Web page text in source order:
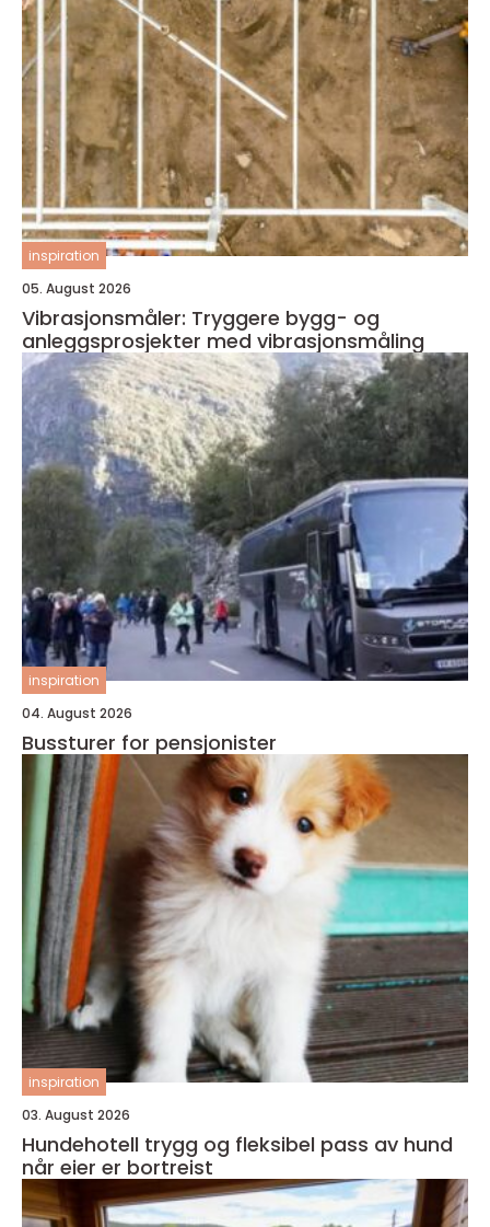
inspiration
05. August 2026
Vibrasjonsmåler: Tryggere bygg- og
anleggsprosjekter med vibrasjonsmåling
inspiration
04. August 2026
Bussturer for pensjonister
inspiration
03. August 2026
Hundehotell trygg og fleksibel pass av hund
når eier er bortreist